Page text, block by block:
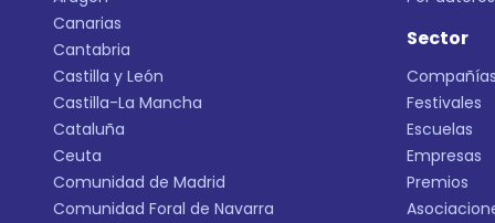
Canarias
Cantabria
Castilla y León
Castilla-La Mancha
Cataluña
Ceuta
Comunidad de Madrid
Comunidad Foral de Navarra
Sector
Festivales
Escuelas
Empresas
Premios